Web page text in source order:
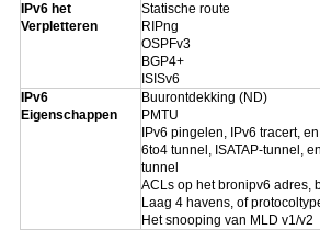
IPv6 het
Verpletteren
Statische route
RIPng
OSPFv3
BGP4+
ISISv6
IPv6
Eigenschappen
Buurontdekking (ND)
PMTU
IPv6 pingelen, IPv6 tracert,
6to4 tunnel, ISATAP-tunnel,
tunnel
ACLs op het bronipv6 adres,
Laag 4 havens, of
Het snooping van MLD v1/v2